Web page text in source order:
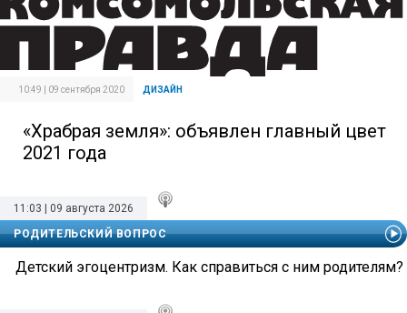
10:49 | 09 сентября 2020 ДИЗАЙН
«Храбрая земля»: объявлен главный цвет
2021 года
11:03 | 09 августа 2026
РОДИТЕЛЬСКИЙ ВОПРОС
Детский эгоцентризм. Как справиться с ним родителям?